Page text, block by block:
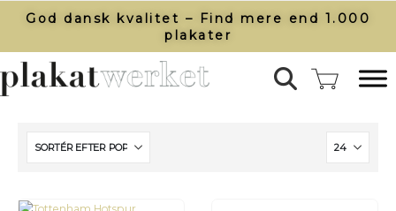
God dansk kvalitet – Find mere end 1.000
plakater​